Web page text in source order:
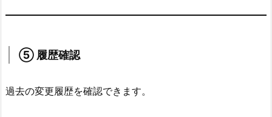
⑤ 履歴確認
過去の変更履歴を確認できます。